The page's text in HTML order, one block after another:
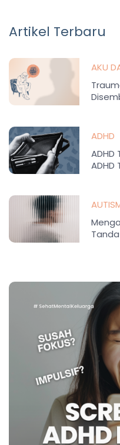
Artikel Terbaru
AKU
ADHD
ADHD